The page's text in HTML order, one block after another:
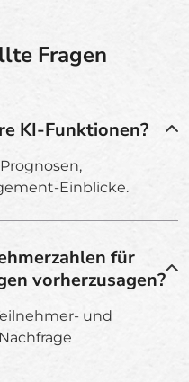
Fragen
KI-Funktionen?
Einblicke.
für
vorherzusagen?
und